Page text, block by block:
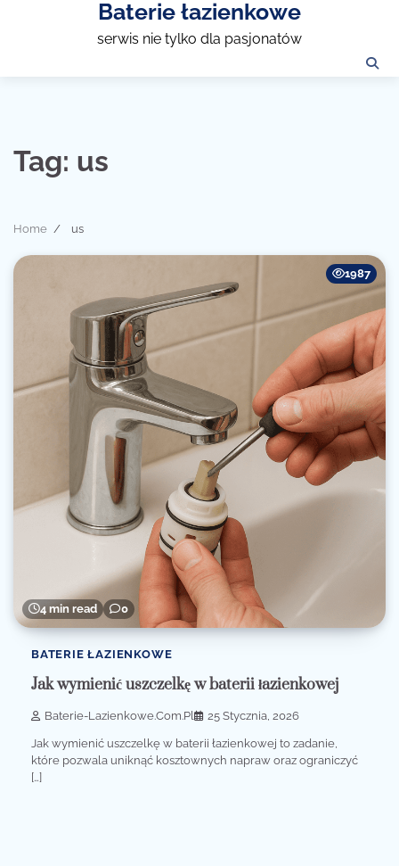
Baterie łazienkowe
serwis nie tylko dla pasjonatów
Tag: us
Home us
4 min read 0
1987
BATERIE ŁAZIENKOWE
Jak wymienić uszczelkę w baterii łazienkowej
Baterie-Lazienkowe.com.pl 25 Stycznia, 2026
Jak wymienić uszczelkę w baterii łazienkowej to zadanie,
które pozwala uniknąć kosztownych napraw oraz ograniczyć
[…]